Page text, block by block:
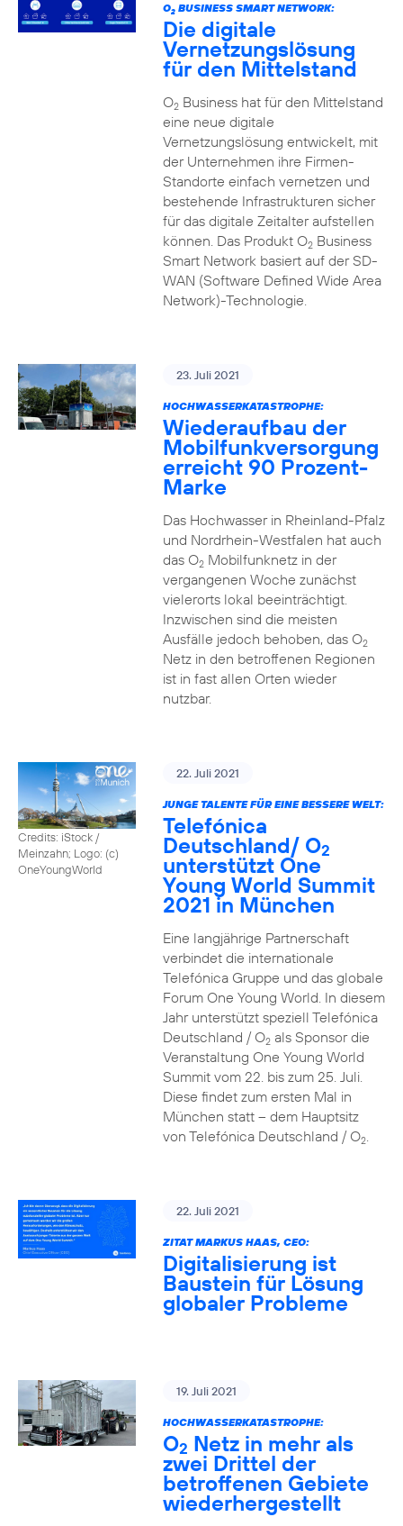
O2BUSINESS SMART NETWORK:
Die digitale
Vernetzungslösung
für den Mittelstand
O2Business hat für den Mittelstand
eine neue digitale
Vernetzungslösung entwickelt, mit
der Unternehmen ihre Firmen-
Standorte einfach vernetzen und
bestehende Infrastrukturen sicher
für das digitale Zeitalter aufstellen
können. Das Produkt O2Business
Smart Network basiert auf der SD-
WAN (Software Defined Wide Area
Network)-Technologie.
23. Juli 2021
HOCHWASSERKATASTROPHE:
Wiederaufbau der
Mobilfunkversorgung
erreicht 90 Prozent-
Marke
Das Hochwasser in Rheinland-Pfalz
und Nordrhein-Westfalen hat auch
das O2Mobilfunknetz in der
vergangenen Woche zunächst
vielerorts lokal beeinträchtigt.
Inzwischen sind die meisten
Ausfälle jedoch behoben, das O2
Netz in den betroffenen Regionen
ist in fast allen Orten wieder
nutzbar.
Credits: iStock /
Meinzahn; Logo: (c)
OneYoungWorld
22. Juli 2021
JUNGE TALENTE FÜR EINE BESSERE WELT:
Telefónica
Deutschland/ O2
unterstützt One
Young World Summit
2021 in München
Eine langjährige Partnerschaft
verbindet die internationale
Telefónica Gruppe und das globale
Forum One Young World. In diesem
Jahr unterstützt speziell Telefónica
Deutschland / O2als Sponsor die
Veranstaltung One Young World
Summit vom 22. bis zum 25. Juli.
Diese findet zum ersten Mal in
München statt – dem Hauptsitz
von Telefónica Deutschland / O2.
22. Juli 2021
ZITAT MARKUS HAAS, CEO:
Digitalisierung ist
Baustein für Lösung
globaler Probleme
19. Juli 2021
HOCHWASSERKATASTROPHE:
O2 Netz in mehr als
zwei Drittel der
betroffenen Gebiete
wiederhergestellt